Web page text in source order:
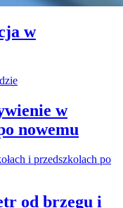
w
w
nowemu
od brzegu i